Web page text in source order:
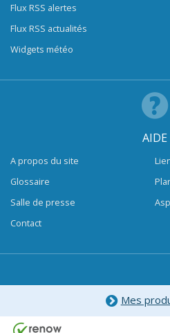
Flux RSS alertes
Flux RSS actualités
Widgets météo
AIDE
A propos du site
Glossaire
Salle de presse
Contact
Mes